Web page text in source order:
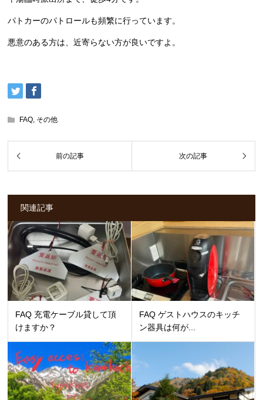
パトカーのパトロールも頻繁に行っています。
悪意のある方は、近寄らない方が良いですよ。
FAQ, その他
関連記事
FAQ 充電ケーブル貸して頂
けますか？
FAQ ゲストハウスのキッチ
ン器具は何が...